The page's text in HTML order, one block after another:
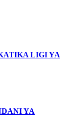
LIGI YA
YA